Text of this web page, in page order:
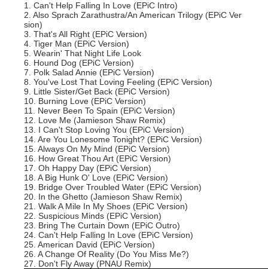
1. Can't Help Falling In Love (EPiC Intro)
2. Also Sprach Zarathustra/An American Trilogy (EPiC Ver
sion)
3. That's All Right (EPiC Version)
4. Tiger Man (EPiC Version)
5. Wearin' That Night Life Look
6. Hound Dog (EPiC Version)
7. Polk Salad Annie (EPiC Version)
8. You've Lost That Loving Feeling (EPiC Version)
9. Little Sister/Get Back (EPiC Version)
10. Burning Love (EPiC Version)
11. Never Been To Spain (EPiC Version)
12. Love Me (Jamieson Shaw Remix)
13. I Can't Stop Loving You (EPiC Version)
14. Are You Lonesome Tonight? (EPiC Version)
15. Always On My Mind (EPiC Version)
16. How Great Thou Art (EPiC Version)
17. Oh Happy Day (EPiC Version)
18. A Big Hunk O' Love (EPiC Version)
19. Bridge Over Troubled Water (EPiC Version)
20. In the Ghetto (Jamieson Shaw Remix)
21. Walk A Mile In My Shoes (EPiC Version)
22. Suspicious Minds (EPiC Version)
23. Bring The Curtain Down (EPiC Outro)
24. Can't Help Falling In Love (EPiC Version)
25. American David (EPiC Version)
26. A Change Of Reality (Do You Miss Me?)
27. Don't Fly Away (PNAU Remix)